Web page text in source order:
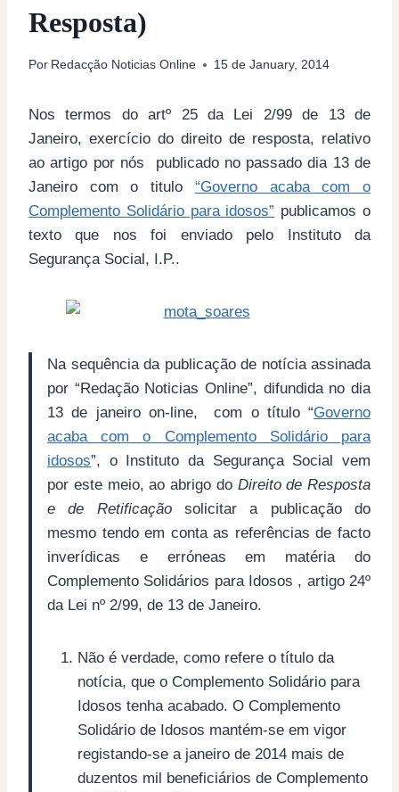
Resposta)
Por Redacção Noticias Online 15 de January, 2014
Nos termos do artº 25 da Lei 2/99 de 13 de
Janeiro, exercício do direito de resposta, relativo
ao artigo por nós publicado no passado dia 13 de
Janeiro com o titulo “Governo acaba com o
Complemento Solidário para idosos” publicamos o
texto que nos foi enviado pelo Instituto da
Segurança Social, I.P..
Na sequência da publicação de notícia assinada
por “Redação Noticias Online”, difundida no dia
13 de janeiro on-line, com o título “Governo
acaba com o Complemento Solidário para
idosos”, o Instituto da Segurança Social vem
por este meio, ao abrigo do Direito de Resposta
e de Retificaçãosolicitar a publicação do
mesmo tendo em conta as referências de facto
inverídicas e erróneas em matéria do
Complemento Solidários para Idosos , artigo 24º
da Lei nº 2/99, de 13 de Janeiro.
Não é verdade, como refere o título da
notícia, que o Complemento Solidário para
Idosos tenha acabado. O Complemento
Solidário de Idosos mantém-se em vigor
registando-se a janeiro de 2014 mais de
duzentos mil beneficiários de Complemento